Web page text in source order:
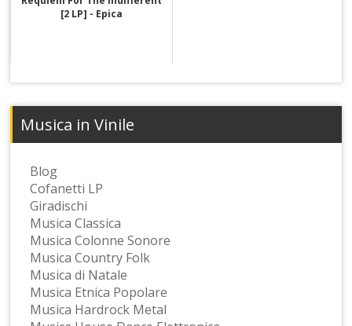
[2 LP] - Epica
Musica in Vinile
Blog
Cofanetti LP
Giradischi
Musica Classica
Musica Colonne Sonore
Musica Country Folk
Musica di Natale
Musica Etnica Popolare
Musica Hardrock Metal